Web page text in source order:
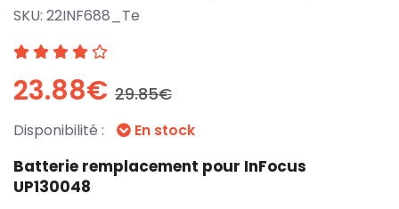
SKU: 22INF688_Te
23.88€ 29.85€
Disponibilité : En stock
Batterie remplacement pour InFocus
UP130048